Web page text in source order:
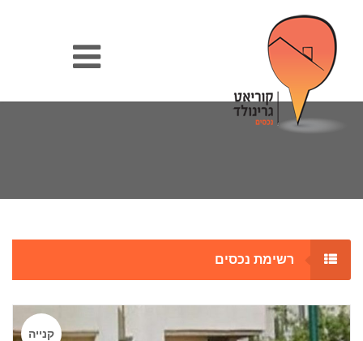
רשימת נכסים
קנייה